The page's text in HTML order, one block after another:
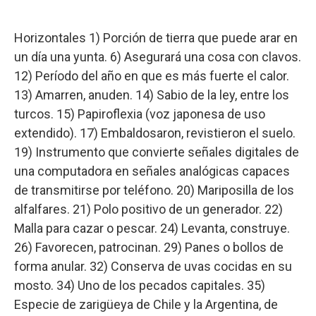
Horizontales 1) Porción de tierra que puede arar en
un día una yunta. 6) Asegurará una cosa con clavos.
12) Período del año en que es más fuerte el calor.
13) Amarren, anuden. 14) Sabio de la ley, entre los
turcos. 15) Papiroflexia (voz japonesa de uso
extendido). 17) Embaldosaron, revistieron el suelo.
19) Instrumento que convierte señales digitales de
una computadora en señales analógicas capaces
de transmitirse por teléfono. 20) Mariposilla de los
alfalfares. 21) Polo positivo de un generador. 22)
Malla para cazar o pescar. 24) Levanta, construye.
26) Favorecen, patrocinan. 29) Panes o bollos de
forma anular. 32) Conserva de uvas cocidas en su
mosto. 34) Uno de los pecados capitales. 35)
Especie de zarigüeya de Chile y la Argentina, de